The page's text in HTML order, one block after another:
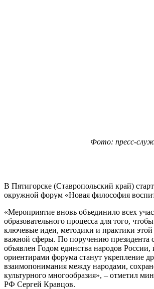
Фото: пресс-
В Пятигорске (Ставропольский край)
окружной форум «Новая философия
«Мероприятие вновь объединило всех
образовательного процесса для того,
ключевые идеи, методики и практики этой
важной сферы. По поручению президента
объявлен Годом единства народов
ориентирами форума станут укрепление
взаимопонимания между народами,
культурного многообразия», – отметил
РФ Сергей Кравцов.